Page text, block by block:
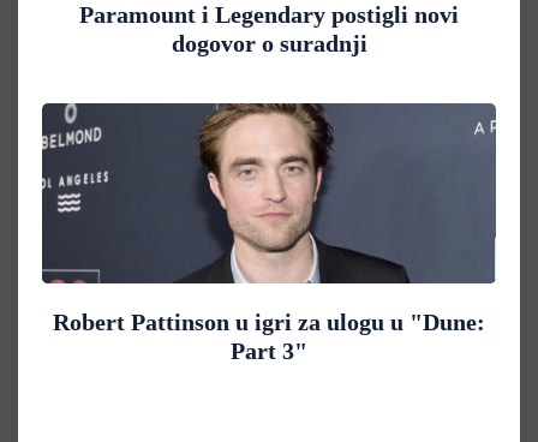
Paramount i Legendary postigli novi
dogovor o suradnji
Robert Pattinson u igri za ulogu u "Dune:
Part 3"